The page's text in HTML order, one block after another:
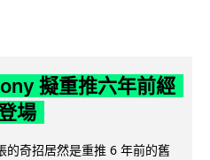
擬重推六年前經
場
的奇招居然是重推 6 年前的舊